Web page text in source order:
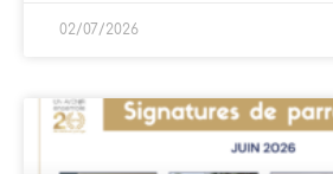
02/07/2026